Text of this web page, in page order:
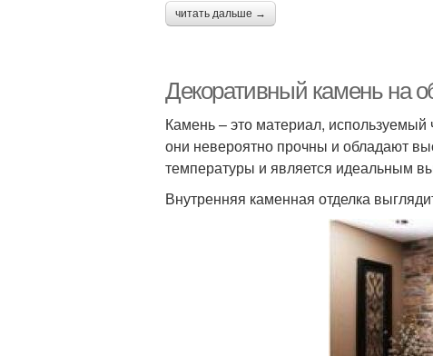
читать дальше →
Декоративный камень на
Камень – это материал,
они невероятно прочны и обладают
температуры и является идеальным
Внутренняя каменная отделка